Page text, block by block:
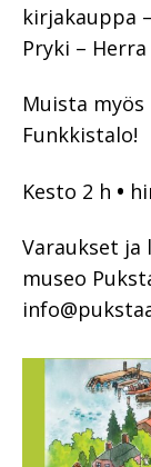
kirjakauppa
Pryki –
Muista myös
Funkkistalo!
Kesto 2 h •
Varaukset ja
museo